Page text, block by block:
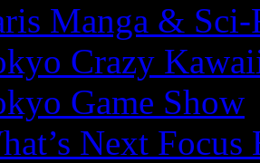
Manga &
Crazy
Game Show
Next